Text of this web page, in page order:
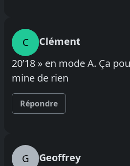
C
Clément
20’18 » en mode A. Ça
mine de rien
Répondre
G
Geoffrey